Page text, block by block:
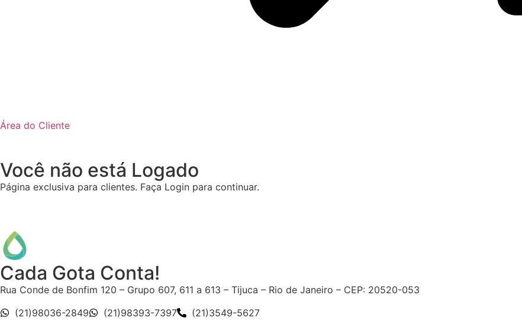
Área do Cliente
Você não está Logado
Página exclusiva para clientes. Faça Login para continuar.
Cada Gota Conta!
Rua Conde de Bonfim 120 – Grupo 607, 611 a 613 – Tijuca – Rio de Janeiro – CEP: 20520-053
(21)98036-2849
(21)98393-7397 (21)3549-5627